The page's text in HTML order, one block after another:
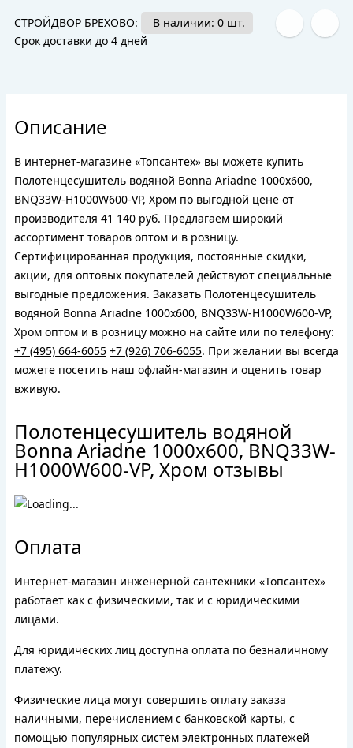
СТРОЙДВОР БРЕХОВО:
В наличии: 0 шт.
Срок доставки до 4 дней
Описание
В интернет-магазине «Топсантех» вы можете купить
Полотенцесушитель водяной Bonna Ariadne 1000x600,
BNQ33W-H1000W600-VP, Хром по выгодной цене от
производителя 41 140 руб. Предлагаем широкий
ассортимент товаров оптом и в розницу.
Сертифицированная продукция, постоянные скидки,
акции, для оптовых покупателей действуют специальные
выгодные предложения. Заказать Полотенцесушитель
водяной Bonna Ariadne 1000x600, BNQ33W-H1000W600-VP,
Хром оптом и в розницу можно на сайте или по телефону:
+7 (495) 664-6055 +7 (926) 706-6055. При желании вы всегда
можете посетить наш офлайн-магазин и оценить товар
вживую.
Полотенцесушитель водяной
Bonna Ariadne 1000x600, BNQ33W-
H1000W600-VP, Хром отзывы
Оплата
Интернет-магазин инженерной сантехники «Топсантех»
работает как с физическими, так и с юридическими
лицами.
Для юридических лиц доступна оплата по безналичному
платежу.
Физические лица могут совершить оплату заказа
наличными, перечислением с банковской карты, с
помощью популярных систем электронных платежей